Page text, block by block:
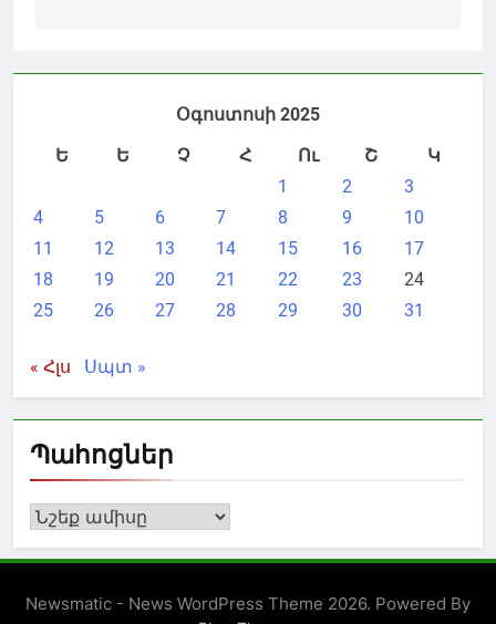
Օգոստոսի 2025
Ե
Ե Չ Հ Ու Շ
Կ
1
2
3
4
5 6 7 8 9
10
11
12 13 14 15 16
17
18
19 20 21 22 23
24
25
26 27 28 29 30 31
« Հլս Սպտ »
Պահոցներ
Պահոցներ
Newsmatic - News WordPress Theme 2026. Powered By